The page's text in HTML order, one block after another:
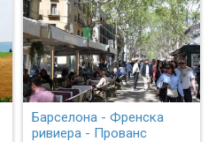
Барселона - Френска
ривиера - Прованс